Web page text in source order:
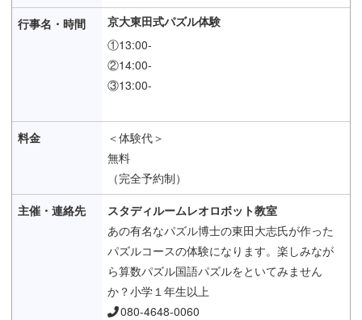
京大東田式パズル体験
①13:00-
②14:00-
③13:00-
＜体験代＞
無料
（完全予約制）
スタディルームレオロボット教室
あの有名なパズル博士の東田大志氏が作った
パズルコースの体験になります。楽しみなが
ら算数パズル国語パズルをといてみません
か？小学１年生以上
080-4648-0060